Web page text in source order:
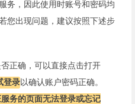
务，因此使用时账号和密码均
您出现问题，建议按照下述步
正确，可以直接点击打开
登录以确认账户密码正确。
务的页面无法登录或忘记